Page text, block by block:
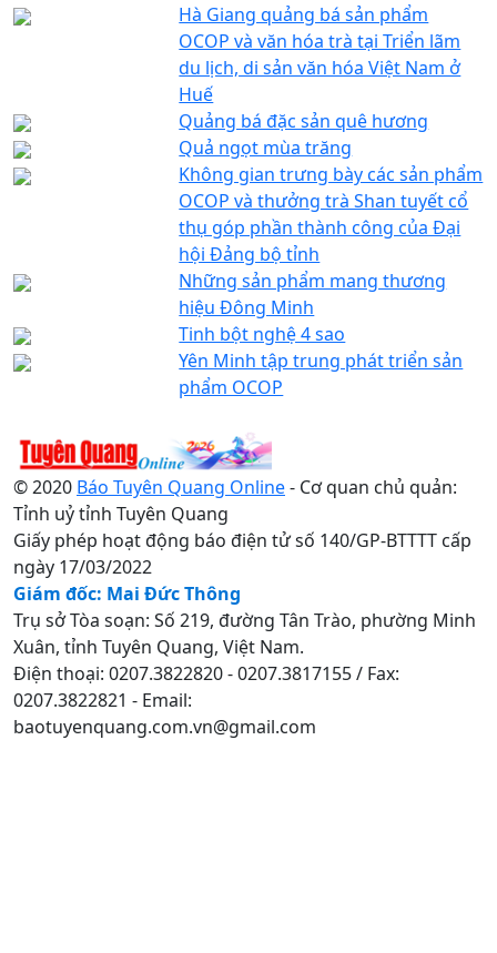
Hà Giang quảng bá sản phẩm
OCOP và văn hóa trà tại Triển lãm
du lịch, di sản văn hóa Việt Nam ở
Huế
Quảng bá đặc sản quê hương
Quả ngọt mùa trăng
Không gian trưng bày các sản phẩm
OCOP và thưởng trà Shan tuyết cổ
thụ góp phần thành công của Đại
hội Đảng bộ tỉnh
Những sản phẩm mang thương
hiệu Đông Minh
Tinh bột nghệ 4 sao
Yên Minh tập trung phát triển sản
phẩm OCOP
© 2020 Báo Tuyên Quang Online- Cơ quan chủ quản:
Tỉnh uỷ tỉnh Tuyên Quang
Giấy phép hoạt động báo điện tử số 140/GP-BTTTT cấp
ngày 17/03/2022
Giám đốc: Mai Đức Thông
Trụ sở Tòa soạn: Số 219, đường Tân Trào, phường Minh
Xuân, tỉnh Tuyên Quang, Việt Nam.
Điện thoại: 0207.3822820 - 0207.3817155 / Fax:
0207.3822821 - Email:
baotuyenquang.com.vn@gmail.com